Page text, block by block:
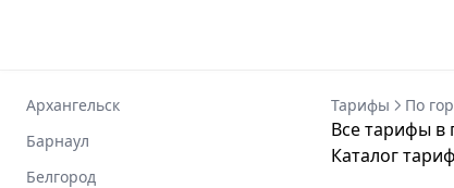
Архангельск
Барнаул
Белгород
Тарифы По
Все тарифы в
Каталог